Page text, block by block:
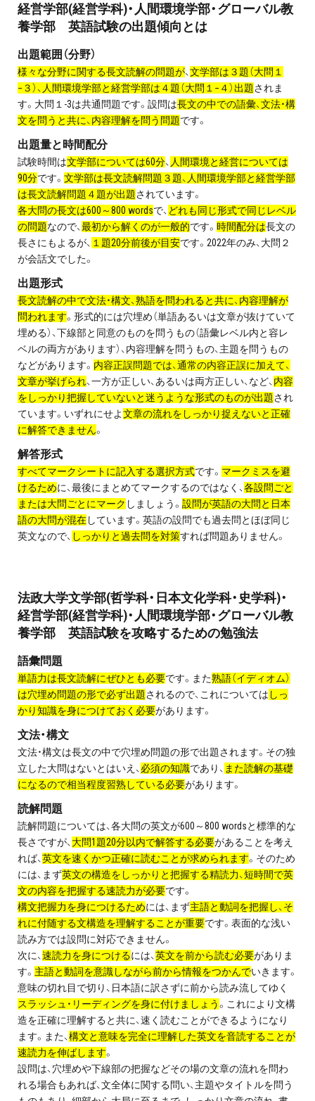
プロ教師が届ける
0120-11-3967
受付:9:30～21:30(定休:日曜・祝日)
お問い合わせ・資料請求
無料体験授業とは
経営学部(経営学科)・人間環境学部・グローバル教
養学部 英語試験の出題傾向とは
出題範囲（分野）
様々な分野に関する長文読解の問題が、文学部は３題（大問１
−３）、人間環境学部と経営学部は４題（大問１−４）出題されま
す。大問１-3は共通問題です。設問は長文の中での語彙、文法・構
文を問うと共に、内容理解を問う問題です。
出題量と時間配分
試験時間は文学部については60分、 人間環境と経営については
90分です。 文学部は長文読解問題３題、人間環境学部と経営学部
は長文読解問題４題が出題されています。
各大問の長文は600～800 wordsで、 どれも同じ形式で同じレベル
の問題なので、最初から解くのが一般的です。 時間配分は長文の
長さにもよるが、 １題20分前後が目安です。2022年のみ、大問２
が会話文でした。
出題形式
長文読解の中で文法・構文、熟語を問われると共に、内容理解が
問われます。形式的には穴埋め（単語あるいは文章が抜けていて
埋める）、下線部と同意のものを問うもの（語彙レベル内と容レ
ベルの両方があります）、内容理解を問うもの、主題を問うもの
などがあります。 内容正誤問題では、通常の内容正誤に加えて、
文章が挙げられ、一方が正しい、あるいは両方正しい、など、 内容
をしっかり把握していないと迷うような形式のものが出題され
ています。いずれにせよ文章の流れをしっかり捉えないと正確
に解答できません。
解答形式
すべてマークシートに記入する選択方式です。 マークミスを避
けるために、最後にまとめてマークするのではなく、各設問ごと
または大問ごとにマーク しましょう。 設問が英語の大問と日本
語の大問が混在しています。英語の設問でも過去問とほぼ同じ
英文なので、 しっかりと過去問を対策すれば問題ありません。
法政大学文学部(哲学科・日本文化学科・史学科)・
経営学部(経営学科)・人間環境学部・グローバル教
養学部 英語試験を攻略するための勉強法
語彙問題
単語力は長文読解にぜひとも必要です。また熟語（イディオム）
は穴埋め問題の形で必ず出題されるので、これについては しっ
かり知識を身につけておく必要があります。
文法・構文
文法・構文は長文の中で穴埋め問題の形で出題されます。その独
立した大問はないとはいえ、 必須の知識であり、 また読解の基礎
になるので相当程度習熟している必要があります。
読解問題
読解問題については、各大問の英文が600～800 wordsと標準的な
長さですが、 大問1題20分以内で解答する必要があることを考え
れば、英文を速くかつ正確に読むことが求められます。そのため
には、まず英文の構造をしっかりと把握する精読力、短時間で英
文の内容を把握する速読力が必要です。
構文把握力を身につけるためには、まず主語と動詞を把握し、そ
れに付随する文構造を理解することが重要です。表面的な浅い
読み方では設問に対応できません。
次に、速読力を身につけるには、英文を前から読む必要がありま
す。 主語と動詞を意識しながら前から情報をつかんでいきます。
意味の切れ目で切り、日本語に訳さずに前から読み流してゆく
スラッシュ・リーディングを身に付けましょう。これにより文構
造を正確に理解すると共に、速く読むことができるようになり
ます。また、構文と意味を完全に理解した英文を音読することが
速読力を伸ばします。
設問は、穴埋めや下線部の把握などその場の文章の流れを問わ
れる場合もあれば、文全体に関する問い、主題やタイトルを問う